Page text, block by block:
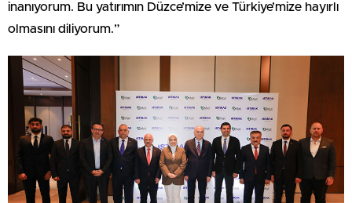
inanıyorum. Bu yatırımın Düzce’mize ve Türkiye’mize hayırlı
olmasını diliyorum.”